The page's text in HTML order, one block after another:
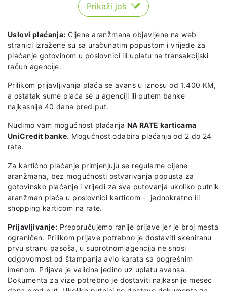
Prikaži još
Uslovi plaćanja: Cijene aranžmana objavljene na web
stranici izražene su sa uračunatim popustom i vrijede za
plaćanje gotovinom u poslovnici ili uplatu na transakcijski
račun agencije.
Prilikom prijavljivanja plaća se avans u iznosu od 1.400 KM,
a ostatak sume plaća se u agenciji ili putem banke
najkasnije 40 dana pred put.
Nudimo vam mogućnost plaćanja NA RATE karticama
UniCredit banke. Mogućnost odabira plaćanja od 2 do 24
rate.
Za kartično plaćanje primjenjuju se regularne cijene
aranžmana, bez mogućnosti ostvarivanja popusta za
gotovinsko plaćanje i vrijedi za sva putovanja ukoliko putnik
aranžman plaća u poslovnici karticom - jednokratno ili
shopping karticom na rate.
Prijavljivanje: Preporučujemo ranije prijave jer je broj mesta
ograničen. Prilikom prijave potrebno je dostaviti skeniranu
prvu stranu pasoša, u suprotnom agencija ne snosi
odgovornost od štampanja avio karata sa pogrešnim
imenom. Prijava je validna jedino uz uplatu avansa.
Dokumenta za vize potrebno je dostaviti najkasnije mesec